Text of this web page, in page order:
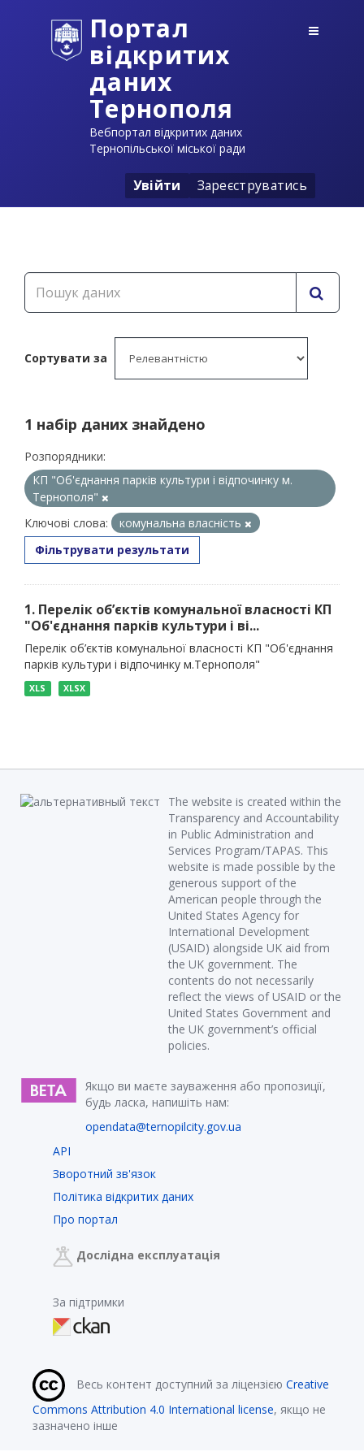
Портал
відкритих
даних
Тернополя
Вебпортал відкритих даних
Тернопільської міської ради
Увійти Зареєструватись
Сортувати за
1 набір даних знайдено
Розпорядники:
КП "Об'єднання парків культури і відпочинку м.
Тернополя"
Ключові слова:
комунальна власність
Фільтрувати результати
1. Перелік об’єктів комунальної власності КП
"Об'єднання парків культури і ві...
Перелік об’єктів комунальної власності КП "Об'єднання
парків культури і відпочинку м.Тернополя"
XLS XLSX
The website is created within the
Transparency and Accountability
in Public Administration and
Services Program/TAPAS. This
website is made possible by the
generous support of the
American people through the
United States Agency for
International Development
(USAID) alongside UK aid from
the UK government. The
contents do not necessarily
reflect the views of USAID or the
United States Government and
the UK government’s official
policies.
Якщо ви маєте зауваження або пропозиції,
будь ласка, напишіть нам:
opendata@ternopilcity.gov.ua
API
Зворотний зв'язок
Політика відкритих даних
Про портал
Дослідна експлуатація
За підтримки
Весь контент доступний за ліцензією Creative
Commons Attribution 4.0 International license, якщо не
зазначено інше